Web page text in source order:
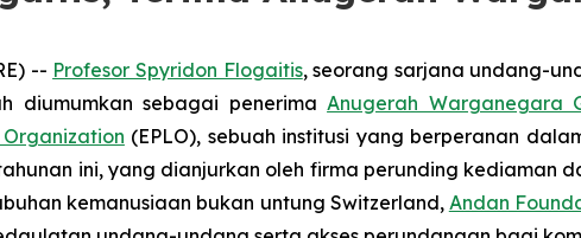
-- Profesor Spyridon Flogaitis, seorang sarjana undang-
diumumkan sebagai penerima Anugerah Warganegara
(EPLO), sebuah institusi yang berperanan
ini, yang dianjurkan oleh firma perunding
kemanusiaan bukan untung Switzerland, Andan